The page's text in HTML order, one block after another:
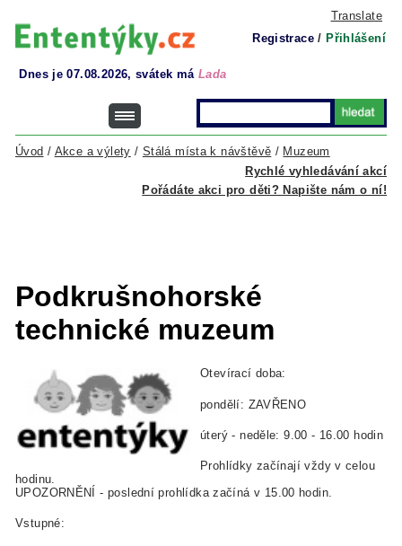
Translate
Registrace / Přihlášení
Dnes je 07.08.2026, svátek má Lada
Rychlé vyhledávání akcí
Úvod / Akce a výlety / Stálá místa k návštěvě / Muzeum
Pořádáte akci pro děti? Napište nám o ní!
Podkrušnohorské
technické muzeum
Otevírací doba:
pondělí: ZAVŘENO
úterý - neděle: 9.00 - 16.00 hodin
Prohlídky začínají vždy v celou
hodinu.
UPOZORNĚNÍ - poslední prohlídka začíná v 15.00 hodin.
Vstupné: